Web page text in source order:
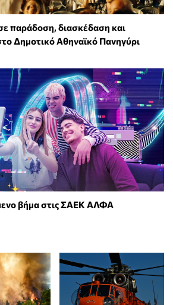
παράδοση, διασκέδαση και
Δημοτικό Αθηναϊκό Πανηγύρι
βήμα στις ΣΑΕΚ ΑΛΦΑ